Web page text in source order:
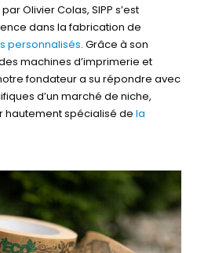
Olivier Colas, SIPP s’est
dans la fabrication de
personnalisés. Grâce à son
machines d’imprimerie et
fondateur a su répondre avec
d’un marché de niche,
hautement spécialisé de la